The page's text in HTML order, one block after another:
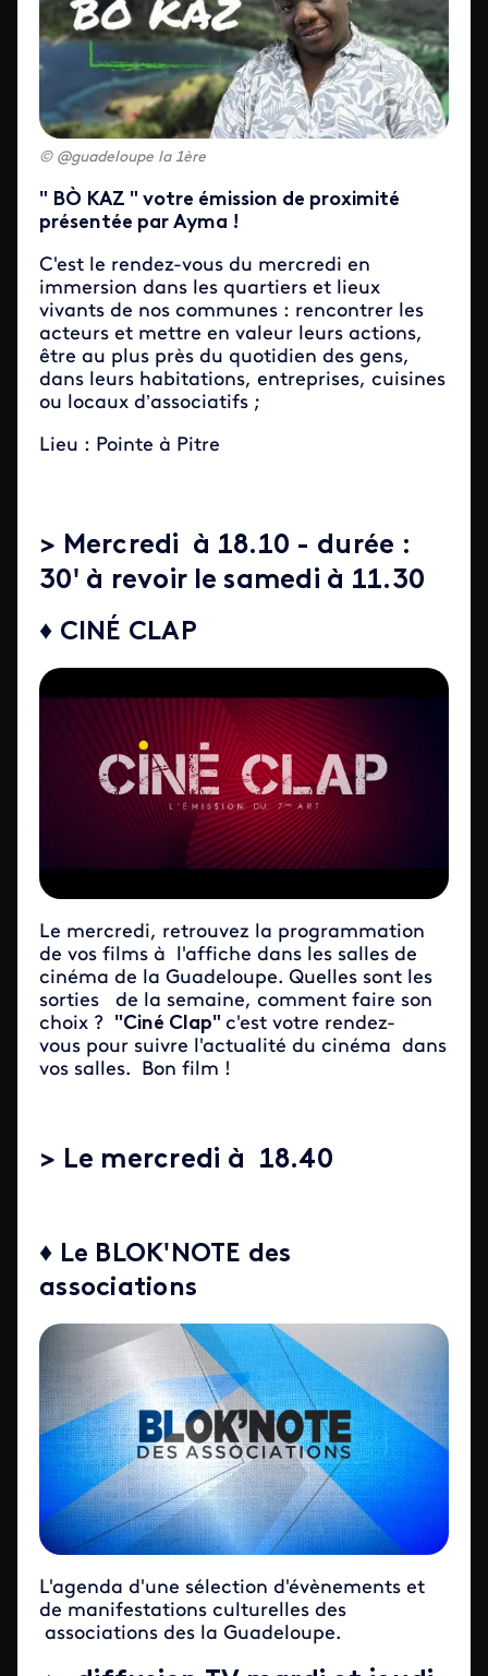
@guadeloupe la 1ère
" BÒ KAZ " votre émission de proximité
présentée par Ayma !
C'est le rendez-vous du mercredi en
immersion dans les quartiers et lieux
vivants de nos communes : rencontrer les
acteurs et mettre en valeur leurs actions,
être au plus près du quotidien des gens,
dans leurs habitations, entreprises, cuisines
ou locaux d’associatifs ;
Lieu : Pointe à Pitre
> Mercredi à 18.10 - durée :
30' à revoir le samedi à 11.30
♦ CINÉ CLAP
Le mercredi, retrouvez la programmation
de vos films à l'affiche dans les salles de
cinéma de la Guadeloupe. Quelles sont les
sorties de la semaine, comment faire son
choix ? "Ciné Clap" c'est votre rendez-
vous pour suivre l'actualité du cinéma dans
vos salles. Bon film !
> Le mercredi à 18.40
♦ Le BLOK'NOTE des
associations
L'agenda d'une sélection d'évènements et
de manifestations culturelles des
associations des la Guadeloupe.